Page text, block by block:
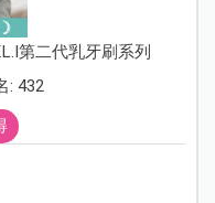
第二代乳牙刷系列
: 432